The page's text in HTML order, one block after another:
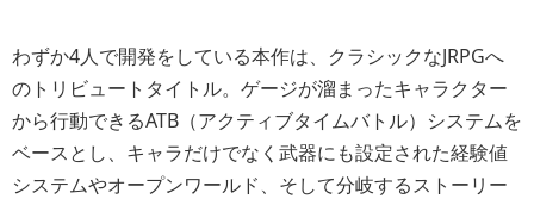
わずか4人で開発をしている本作は、クラシックなJRPGへ
のトリビュートタイトル。ゲージが溜まったキャラクター
から行動できるATB（アクティブタイムバトル）システムを
ベースとし、キャラだけでなく武器にも設定された経験値
システムやオープンワールド、そして分岐するストーリー